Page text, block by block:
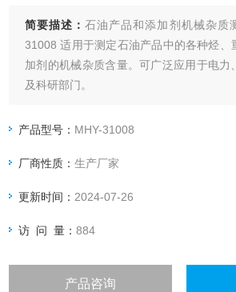
简要描述：石油产品和添加剂机械杂质
31008 适用于测定石油产品中的各种烃、
加剂的机械杂质含量。可广泛应用于电力
及科研部门。
内置无油免维护真空泵，金属浴恒温漏斗
产品型号： MHY-31008
厂商性质：生产厂家
更新时间： 2024-07-26
访 问 量：884
产品咨询